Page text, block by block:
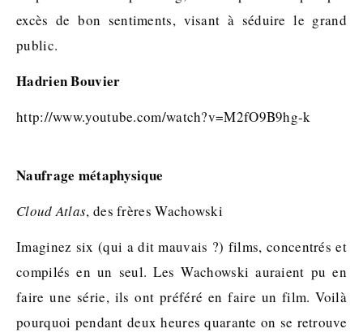
excès de bon sentiments, visant à séduire le grand
public.
Hadrien Bouvier
http://www.youtube.com/watch?v=M2fO9B9hg-k
Naufrage métaphysique
Cloud Atlas, des frères Wachowski
Imaginez six (qui a dit mauvais ?) films, concentrés et
compilés en un seul. Les Wachowski auraient pu en
faire une série, ils ont préféré en faire un film. Voilà
pourquoi pendant deux heures quarante on se retrouve